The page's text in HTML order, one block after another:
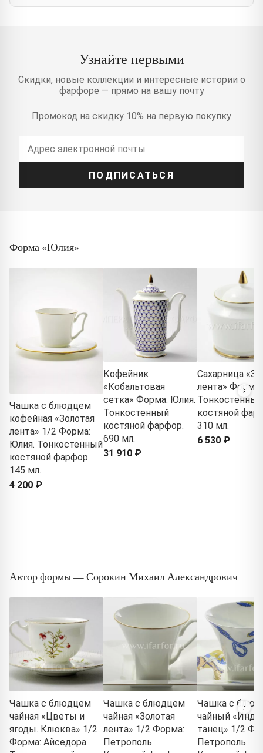
Узнайте первыми
Скидки, новые коллекции и интересные истории о
фарфоре — прямо на вашу почту
Промокод на скидку 10% на первую покупку
ПОДПИСАТЬСЯ
Форма «Юлия»
Чашка с блюдцем
кофейная «Золотая
лента» 1/2 Форма:
Юлия. Тонкостенный
костяной фарфор.
145 мл.
4 200 ₽
Кофейник
«Кобальтовая
сетка» Форма: Юлия.
Тонкостенный
костяной фарфор.
690 мл.
31 910 ₽
Сахарница
лента»
Тонкостенный
костяной
310 мл.
6 530 ₽
Автор формы — Сорокин Михаил Александрович
Чашка с блюдцем
чайная «Цветы и
ягоды. Клюква» 1/2
Форма: Айседора.
Чашка с блюдцем
чайная «Золотая
лента» 1/2 Форма:
Петрополь.
Чашка с
чайный
танец» 1/2
Петрополь.